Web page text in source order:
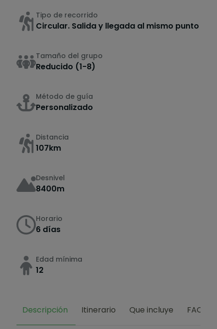
Tipo de recorrido
Circular. Salida y llegada al mismo punto
Tamaño del grupo
Reducido (1-8)
Método de guía
Personalizado
Distancia
107km
Desnivel
8400m
Horario
6 días
Edad mínima
12
Descripción Itinerario Que incluye FAQs